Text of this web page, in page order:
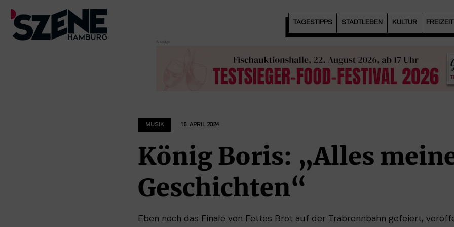
Zum
TAGESTIPPS STADTLEBEN KULTUR
MUSIK 16. APRIL 2024
König Boris: „Alles
Geschichten“
Eben noch das Finale von Fettes Brot auf der Trabrennbahn gefeiert,